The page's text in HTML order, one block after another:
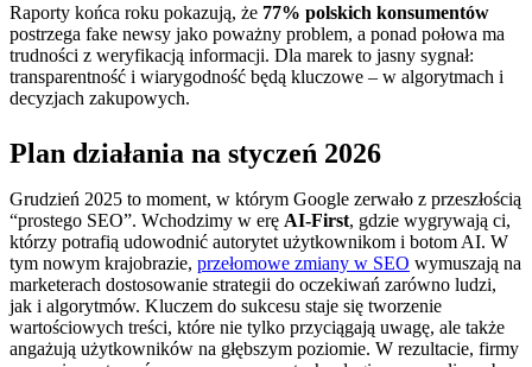
Raporty końca roku pokazują, że 77% polskich konsumentów
postrzega fake newsy jako poważny problem, a ponad połowa ma
trudności z weryfikacją informacji. Dla marek to jasny sygnał:
transparentność i wiarygodność będą kluczowe – w algorytmach i
decyzjach zakupowych.
Plan działania na styczeń 2026
Grudzień 2025 to moment, w którym Google zerwało z przeszłością
“prostego SEO”. Wchodzimy w erę AI-First, gdzie wygrywają ci,
którzy potrafią udowodnić autorytet użytkownikom i botom AI. W
tym nowym krajobrazie, przełomowe zmiany w SEO wymuszają na
marketerach dostosowanie strategii do oczekiwań zarówno ludzi,
jak i algorytmów. Kluczem do sukcesu staje się tworzenie
wartościowych treści, które nie tylko przyciągają uwagę, ale także
angażują użytkowników na głębszym poziomie. W rezultacie, firmy